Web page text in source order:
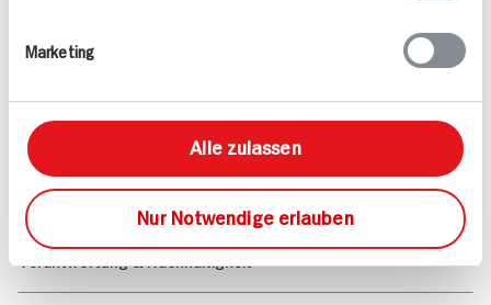
Marketing
Alle zulassen
Nur Notwendige erlauben
Marktfinder
Unser Magazin